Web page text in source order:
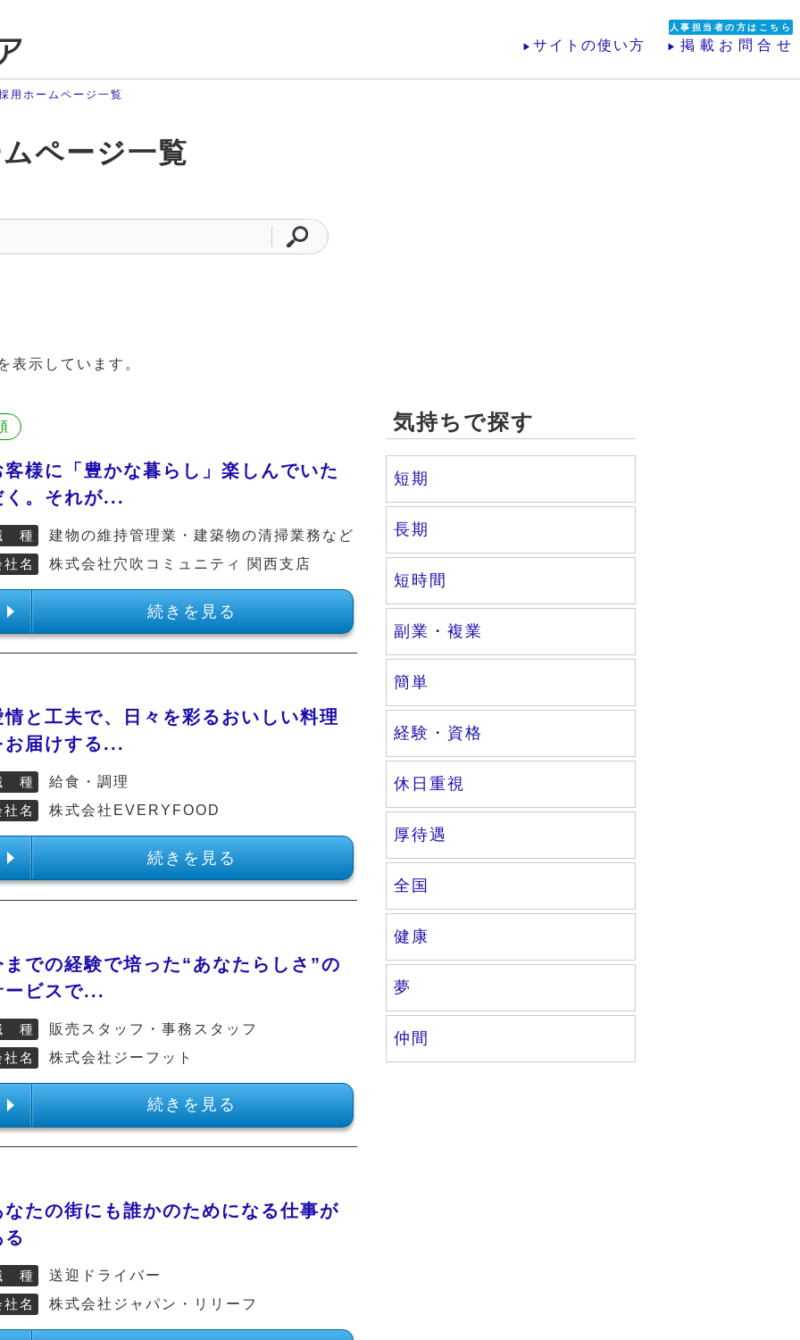
サイトの使い方
人事担当者の方はこちら
掲載お問合せ
用ホームページ一覧
ページ一覧
表示しています。
客様に「豊かな暮らし」楽しんでいた
く。それが...
種
建物の維持管理業・建築物の清掃業務など
社名
株式会社穴吹コミュニティ 関西支店
続きを見る
情と工夫で、日々を彩るおいしい料理
お届けする...
種
給食・調理
社名
株式会社EVERYFOOD
続きを見る
までの経験で培った“あなたらしさ”の
ービスで...
種
販売スタッフ・事務スタッフ
社名
株式会社ジーフット
続きを見る
なたの街にも誰かのためになる仕事が
る
種
送迎ドライバー
社名
株式会社ジャパン・リリーフ
気持ちで探す
短期
長期
短時間
副業・複業
簡単
経験・資格
休日重視
厚待遇
全国
健康
夢
仲間